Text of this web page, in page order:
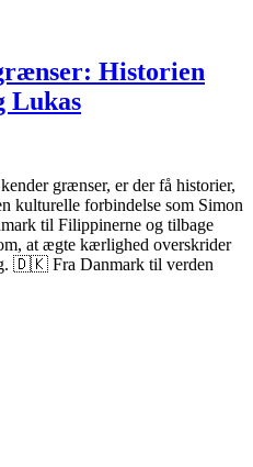
Historien
Lukas
grænser, er der få historier,
kulturelle forbindelse som Simon
til Filippinerne og tilbage
at ægte kærlighed overskrider
🇩🇰 Fra Danmark til verden